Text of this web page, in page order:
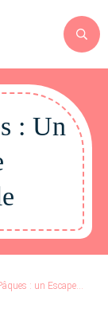
: Un
Énigmes de Pâques : un Escape Game Personnalisable